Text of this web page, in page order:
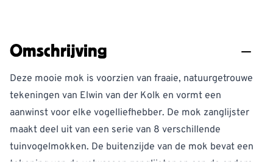
Omschrijving
Deze mooie mok is voorzien van fraaie, natuurgetrouwe
tekeningen van Elwin van der Kolk en vormt een
aanwinst voor elke vogelliefhebber. De mok zanglijster
maakt deel uit van een serie van 8 verschillende
tuinvogelmokken. De buitenzijde van de mok bevat een